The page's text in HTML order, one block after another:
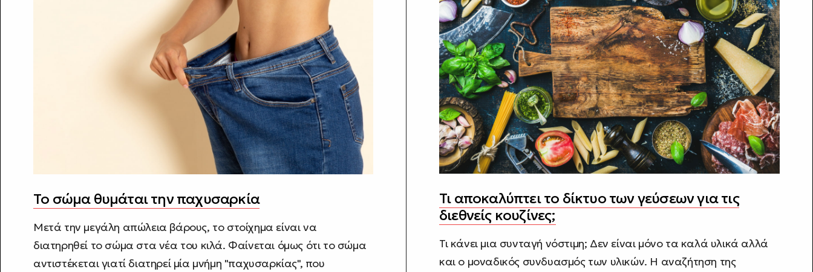
Το σώμα θυμάται την παχυσαρκία
Μετά την μεγάλη απώλεια βάρους, το στοίχημα είναι να
διατηρηθεί το σώμα στα νέα του κιλά. Φαίνεται όμως ότι το σώμα
αντιστέκεται γιατί διατηρεί μία μνήμη "παχυσαρκίας", που
Τι αποκαλύπτει το δίκτυο των γεύσεων για τις
διεθνείς κουζίνες;
Τι κάνει μια συνταγή νόστιμη; Δεν είναι μόνο τα καλά υλικά αλλά
και ο μοναδικός συνδυασμός των υλικών. Η αναζήτηση της